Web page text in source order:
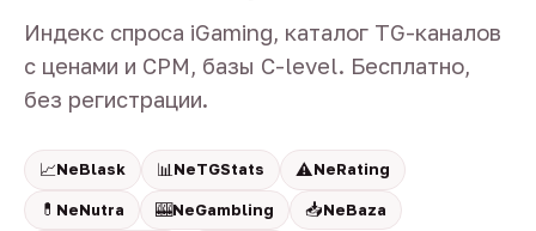
Индекс спроса iGaming, каталог TG-каналов
с ценами и CPM, базы C-level. Бесплатно,
без регистрации.
📈NeBlask 📊 NeTGStats ⚠️NeRating
💊 NeNutra 🎰NeGambling 📥NeBaza